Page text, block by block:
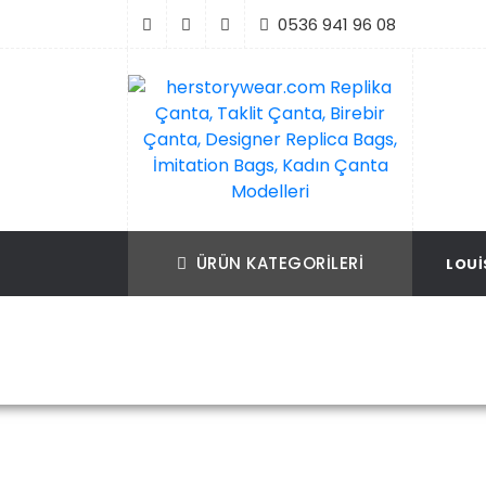
0536 941 96 08
İmitation Bags, Kadın Çanta Modelleri
ÜRÜN KATEGORILERI